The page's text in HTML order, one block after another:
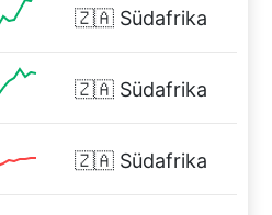
🇿🇦 Südafrika
🇿🇦 Südafrika
🇿🇦 Südafrika